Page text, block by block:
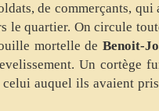
de commerçants,
le quartier. On circule
mortelle de Benoit-
Un cortège
celui auquel ils avaient